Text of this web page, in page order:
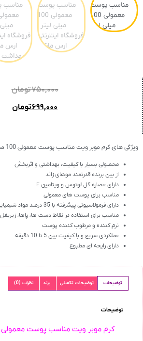
۷۵۰,۰۰۰تومان
۶۹۹,۰۰۰تومان
ویژگی های کرم موبر ویت مناسب پوست معمولی 100 میلی لیتر
محصولی بسیار با کیفیت، بهداشتی و اثربخش
از بین برنده قدرتمند موهای زائد
دارای عصاره گل لوتوس و ویتامین E
مناسب برای پوست های معمولی
دارای فرمولاسیونی پیشرفته با 35 درصد مواد شیمیایی کمتر
مناسب برای استفاده در نقاط دست ها، پاها،
نرم کننده و مرطوب کننده پوست
عملکردی سریع و با کیفیت بین 5 تا 10 دقیقه
دارای رایحه ای مطبوع
توضیحات توضیحات تکمیلی برند نظرات (0)
توضیحات
کرم موبر ویت مناسب پوست معمولی 100 میلی لیتر